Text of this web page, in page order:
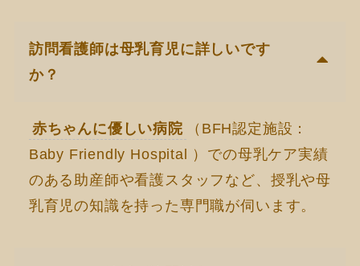
訪問看護師は母乳育児に詳しいです
か？
赤ちゃんに優しい病院
（BFH認定施設：
Baby Friendly Hospital ）での母乳ケア実績
のある助産師や看護スタッフなど、授乳や母
乳育児の知識を持った専門職が伺います。